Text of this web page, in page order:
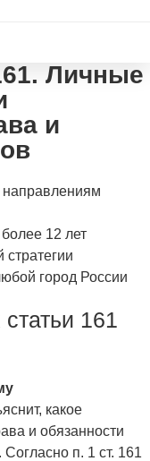
Личные
и
12 лет
город России
161
какое
и обязанности
Согласно п. 1 ст. 161